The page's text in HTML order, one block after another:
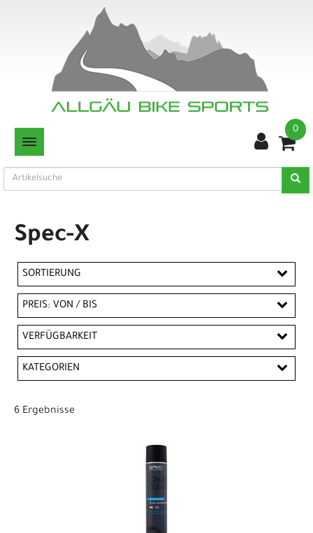
TOGGLE NAVIGATION
0
Spec-X
SORTIERUNG
PREIS: VON / BIS
EUR
VERFÜGBARKEIT
KATEGORIEN
6 Ergebnisse